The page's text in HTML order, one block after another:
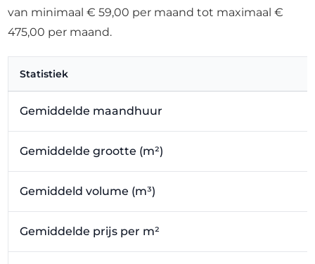
van minimaal € 59,00 per maand tot maximaal €
475,00 per maand.
Statistiek
Gemiddelde maandhuur
Gemiddelde grootte (m²)
Gemiddeld volume (m³)
Gemiddelde prijs per m²